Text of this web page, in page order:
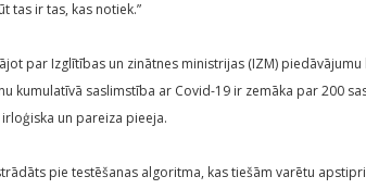
tas ir tas, kas notiek.”
par Izglītības un zinātnes ministrijas (IZM)
kumulatīvā saslimstība ar Covid-19 ir zemāka par 200
un pareiza pieeja.
pie testēšanas algoritma, kas tiešām varētu